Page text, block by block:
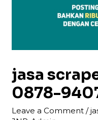
jasa
0878-
Leave a Comment /